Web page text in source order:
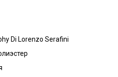
Di Lorenzo Serafini